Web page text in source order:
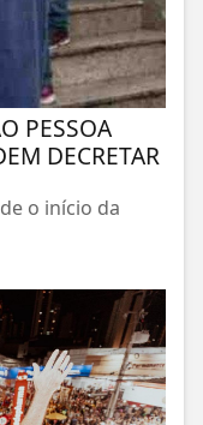
PESSOA
DECRETAR
o início da